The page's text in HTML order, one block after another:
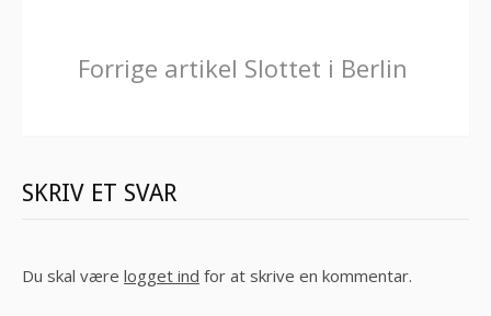
Læs
Forrige artikel Slottet i Berlin
SKRIV ET SVAR
Du skal være logget ind for at skrive en kommentar.